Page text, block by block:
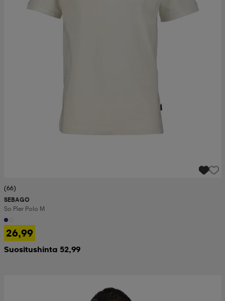
(66)
SEBAGO
So Pier Polo M
26,99
Suositushinta 52,99